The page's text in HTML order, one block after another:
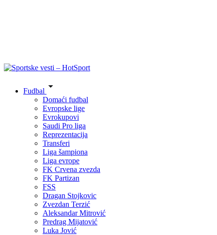
Fudbal
Domaći fudbal
Evropske lige
Evrokupovi
Saudi Pro liga
Reprezentacija
Transferi
Liga šampiona
Liga evrope
FK Crvena zvezda
FK Partizan
FSS
Dragan Stojkovic
Zvezdan Terzić
Aleksandar Mitrović
Predrag Mijatović
Luka Jović